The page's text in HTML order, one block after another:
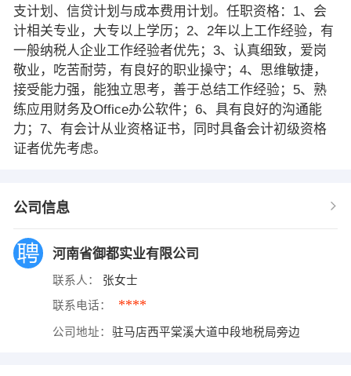
支计划、信贷计划与成本费用计划。任职资格：1、会
计相关专业，大专以上学历；2、2年以上工作经验，有
一般纳税人企业工作经验者优先；3、认真细致，爱岗
敬业，吃苦耐劳，有良好的职业操守；4、思维敏捷，
接受能力强，能独立思考，善于总结工作经验；5、熟
练应用财务及Office办公软件；6、具有良好的沟通能
力；7、有会计从业资格证书，同时具备会计初级资格
证者优先考虑。
公司信息
河南省御都实业有限公司
联系人： 张女士
联系电话： ****
公司地址： 驻马店西平棠溪大道中段地税局旁边